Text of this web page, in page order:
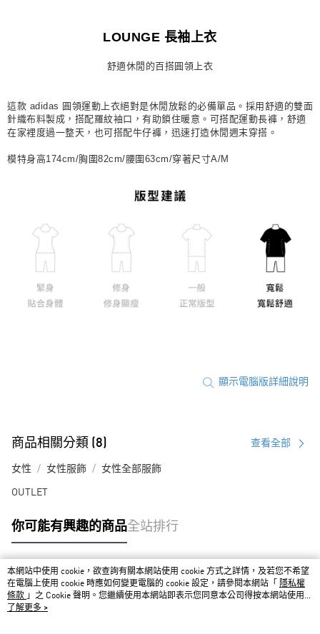
每筆NT$80，滿NT$1,500(含以上)免運費
LOUNGE 長袖上衣
舒適休閒的百搭圓領上衣
這款 adidas 圓領運動上衣絕對是休閒放鬆的必備單品。採用舒適的雙面
針織布料製成，搭配羅紋袖口，有助鎖住暖意。可搭配運動長褲，舒適
在家裡度過一整天，也可搭配牛仔褲，迅速打造休閒週末穿搭。
模特身高174cm/胸圍82cm/腰圍63cm/穿著尺寸A/M
顯示電腦版詳細說明
商品相關分類 (8) 查看全部
女性 女性服飾 女性全部服飾
OUTLET
你可能有興趣的商品全站排行
熱門標籤
本網站中使用 cookie，欲查詢有關本網站使用 cookie 方式之詳情，及若您不希望
在電腦上使用 cookie 時應如何變更電腦的 cookie 設定，請參閱本網站「
隱私權
條款 」之 Cookie 聲明。您繼續使用本網站即表示您同意本公司得按本網站使用條
款之 Cookie 聲明使用 cookie。
了解更多 >